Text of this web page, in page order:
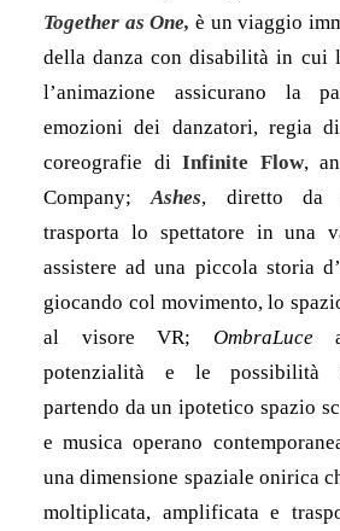
Together as One, è un viaggio
della danza con disabilità in cui
l’animazione assicurano la
emozioni dei danzatori, regia di
coreografie di Infinite Flow,
Company;Ashes, diretto da
trasporta lo spettatore in una
assistere ad una piccola storia
giocando col movimento, lo
al visore VR; OmbraLuce
potenzialità e le possibilità
partendo da un ipotetico spazio
e musica operano
una dimensione spaziale onirica
moltiplicata, amplificata e